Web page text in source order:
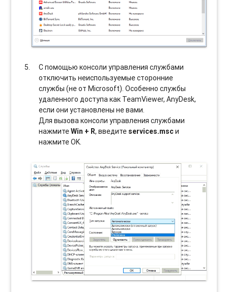
С помощью консоли управления службами
отключить неиспользуемые сторонние
службы (не от Microsoft). Особенно службы
удаленного доступа как TeamViewer, AnyDesk,
если они установлены не вами.
Для вызова консоли управления службами
нажмитеWin + R, введите services.mscи
нажмите OK.